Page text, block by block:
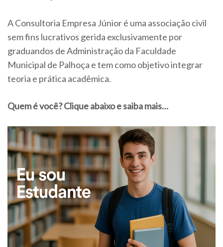
A Consultoria Empresa Júnior é uma associação civil
sem fins lucrativos gerida exclusivamente por
graduandos de Administração da Faculdade
Municipal de Palhoça e tem como objetivo integrar
teoria e prática acadêmica.
Quem é você? Clique abaixo e saiba mais…